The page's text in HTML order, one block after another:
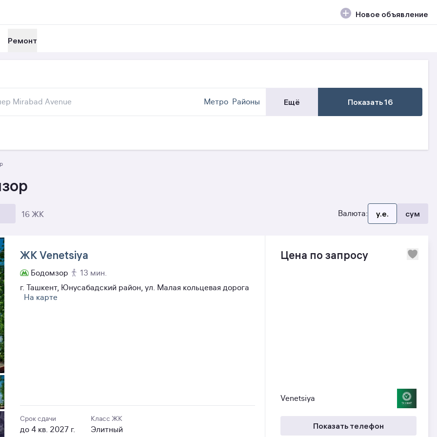
Новое объявление
Ремонт
Метро Районы Ещё Показать 16
16 ЖК Валюта: y.e. сум
ЖК Venetsiya
Бодомзор
13 мин.
г. Ташкент, Юнусабадский район, ул. Малая кольцевая дорога
На карте
Срок сдачи
до 4 кв. 2027 г.
Класс ЖК
Элитный
Цена по запросу
Venetsiya
Показать телефон